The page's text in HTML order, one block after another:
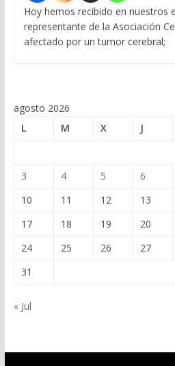
Hoy hemos recibido en nuestros
representante de la Asociación
afectado por un tumor cerebral;
agosto 2026
L
M X J
3
4 5 6
10
11 12 13
17
18 19 20
24
25 26 27
31
« Jul